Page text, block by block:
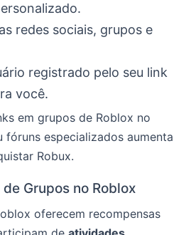
redes sociais, grupos e
registrado pelo seu link
você.
em grupos de Roblox no
fóruns especializados aumenta
Robux.
Grupos no Roblox
oferecem recompensas